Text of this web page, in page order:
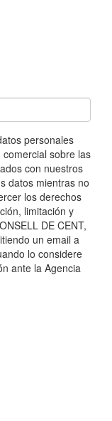
personales
sobre las
con nuestros
datos mientras no
los derechos
limitación y
DE CENT,
un email a
lo considere
ante la Agencia